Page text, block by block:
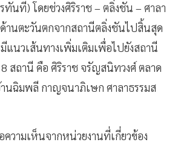
นที) โดยช่วงศิริราช – ตลิ่งชัน – ศาลา
านตะวันตกจากสถานีตลิ่งชันไปสิ้นสุด
แนวเส้นทางเพิ่มเติมเพื่อไปยังสถานี
สถานี คือ ศิริราช จรัญสนิทวงศ์ ตลาด
นฉิมพลี กาญจนาภิเษก ศาลาธรรมส
วามเห็นจากหน่วยงานที่เกี่ยวข้อง